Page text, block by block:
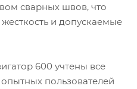
сварных швов, что
и допускаемые
600 учтены все
пользователей